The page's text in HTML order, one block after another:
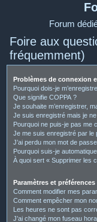
Forum
Foire aux
fréquemment)
Problèmes de connexion
Pourquoi dois-je
Que signifie COPPA ?
Je souhaite m’enregistrer,
Je suis enregistré mais je
Pourquoi ne puis-je pas me
Je me suis enregistré par le
J’ai perdu mon mot de
Pourquoi suis-je
À quoi sert « Supprimer les
Paramètres et
Comment modifier mes
Comment empêcher mon
Les heures ne sont pas
J’ai changé mon fuseau